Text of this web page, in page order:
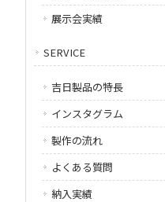
展示会実績
SERVICE
吉日製品の特長
インスタグラム
製作の流れ
よくある質問
納入実績